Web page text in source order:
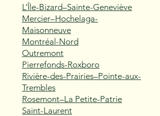
L’Île-Bizard–Sainte-Geneviève
Mercier–Hochelaga-
Maisonneuve
Montréal-Nord
Outremont
Pierrefonds-Roxboro
Rivière-des-Prairies–Pointe-aux-
Trembles
Rosemont–La Petite-Patrie
Saint-Laurent